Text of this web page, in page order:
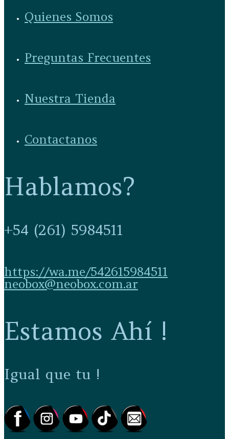
Quienes Somos
Preguntas Frecuentes
Nuestra Tienda
Contactanos
Hablamos?
+54 (261) 5984511
https://wa.me/542615984511
neobox@neobox.com.ar
Estamos Ahí !
Igual que tu !